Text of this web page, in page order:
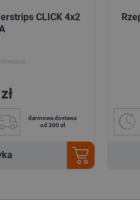
CLICK 4x2
darmowa dostawa
od 300 zł